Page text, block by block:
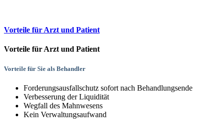
Vorteile für Arzt und Patient
Vorteile für Arzt und Patient
Vorteile für Sie als Behandler
Forderungsausfallschutz sofort nach Behandlungsende
Verbesserung der Liquidität
Wegfall des Mahnwesens
Kein Verwaltungsaufwand